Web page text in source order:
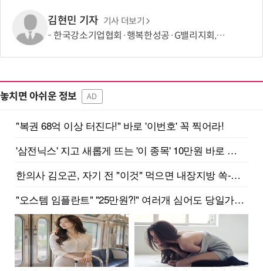
김현민 기자 기사 더보기
한국강소기업협회·행복한성공·G밸리지회, 중소기업 성장 및 AI·AX 경영혁신 확산 위한 업무협약
놓치면 아쉬운 정보 AD